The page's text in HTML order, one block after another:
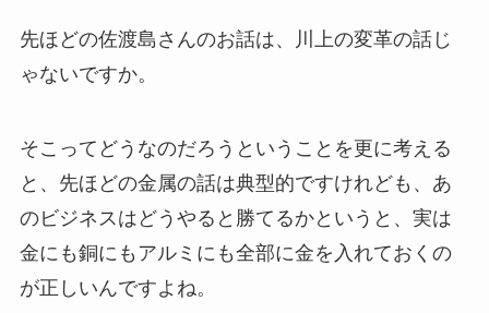
先ほどの佐渡島さんのお話は、川上の変革の話じ
ゃないですか。
そこってどうなのだろうということを更に考える
と、先ほどの金属の話は典型的ですけれども、あ
のビジネスはどうやると勝てるかというと、実は
金にも銅にもアルミにも全部に金を入れておくの
が正しいんですよね。